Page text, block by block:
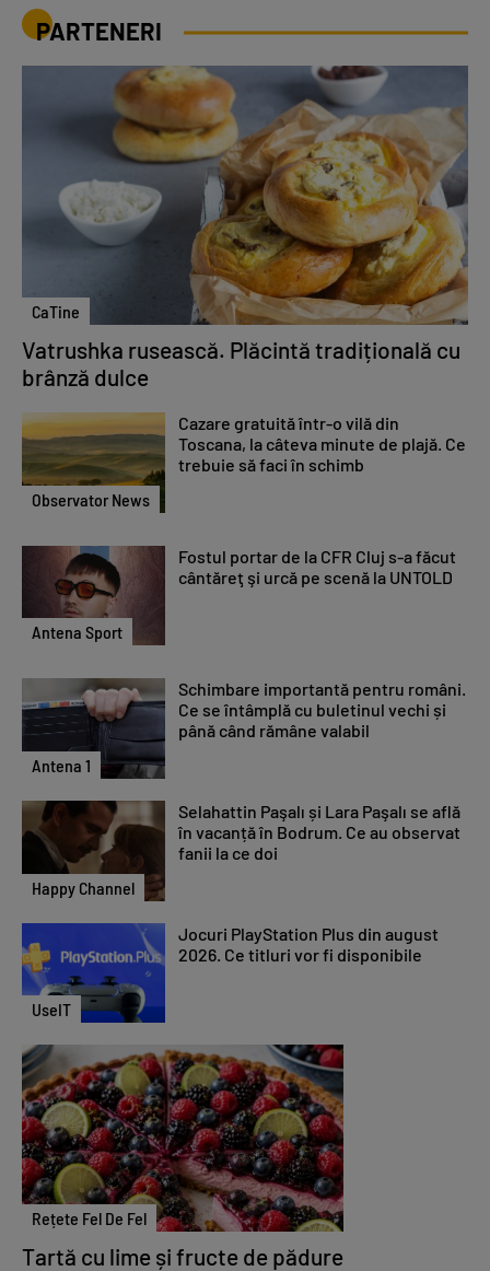
PARTENERI
CaTine
Vatrushka rusească. Plăcintă tradițională cu
brânză dulce
Observator News
Cazare gratuită într-o vilă din
Toscana, la câteva minute de plajă. Ce
trebuie să faci în schimb
Antena Sport
Fostul portar de la CFR Cluj s-a făcut
cântăreţ şi urcă pe scenă la UNTOLD
Antena 1
Schimbare importantă pentru români.
Ce se întâmplă cu buletinul vechi și
până când rămâne valabil
Happy Channel
Selahattin Paşalı și Lara Paşalı se află
în vacanță în Bodrum. Ce au observat
fanii la ce doi
UseIT
Jocuri PlayStation Plus din august
2026. Ce titluri vor fi disponibile
Rețete Fel De Fel
Tartă cu lime și fructe de pădure